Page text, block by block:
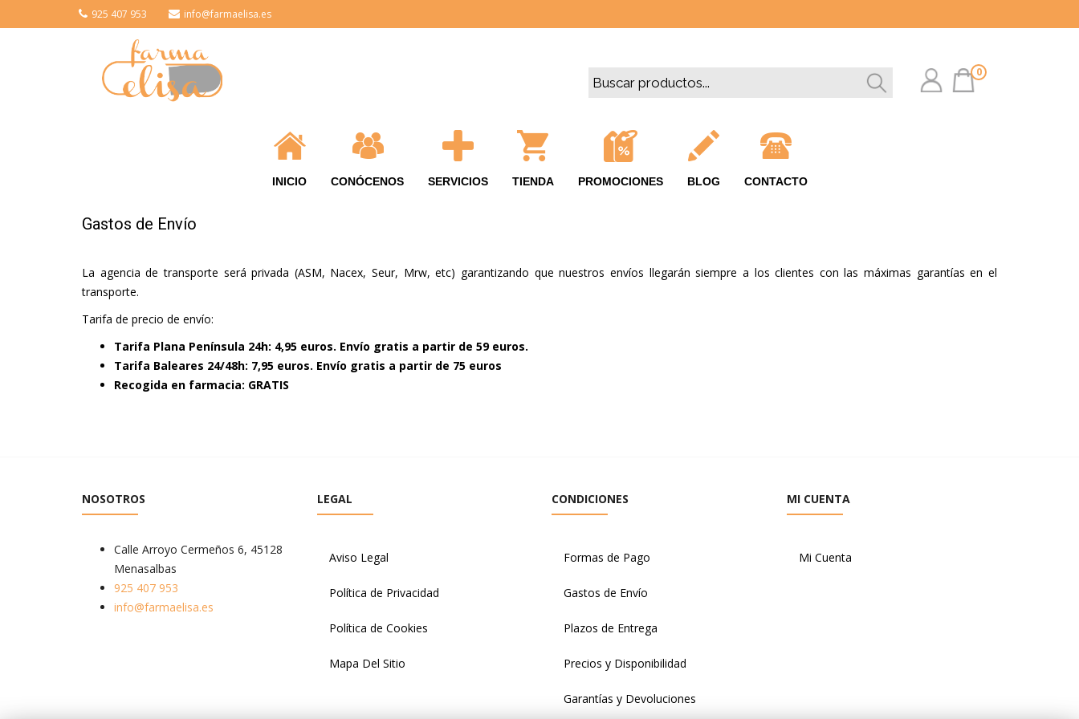
925 407 953 info@farmaelisa.es
0
INICIO CONÓCENOS SERVICIOS TIENDA PROMOCIONES BLOG CONTACTO
Gastos de Envío
La agencia de transporte será privada (ASM, Nacex, Seur, Mrw, etc) garantizando que nuestros envíos llegarán siempre a los clientes con las máximas garantías en el
transporte.
Tarifa de precio de envío:
Tarifa Plana Península 24h: 4,95 euros. Envío gratis a partir de 59 euros.
Tarifa Baleares 24/48h: 7,95 euros. Envío gratis a partir de 75 euros
Recogida en farmacia: GRATIS
NOSOTROS
Calle Arroyo Cermeños 6, 45128
Menasalbas
925 407 953
info@farmaelisa.es
LEGAL
Aviso Legal
Política de Privacidad
Política de Cookies
Mapa Del Sitio
CONDICIONES
Formas de Pago
Gastos de Envío
Plazos de Entrega
Precios y Disponibilidad
Garantías y Devoluciones
MI CUENTA
Mi Cuenta